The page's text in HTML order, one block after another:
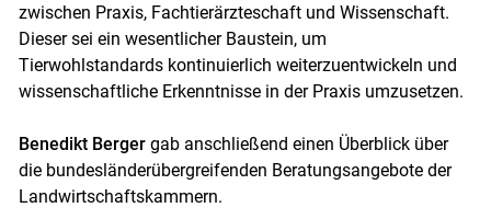
zwischen Praxis, Fachtierärzteschaft und Wissenschaft.
Dieser sei ein wesentlicher Baustein, um
Tierwohlstandards kontinuierlich weiterzuentwickeln und
wissenschaftliche Erkenntnisse in der Praxis umzusetzen.
Benedikt Bergergab anschließend einen Überblick über
die bundesländerübergreifenden Beratungsangebote der
Landwirtschaftskammern.